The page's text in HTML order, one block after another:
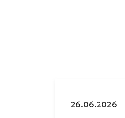
Julkaistu:
26.06.2026